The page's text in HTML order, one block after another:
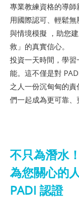
專業教練資格的導
用國際認可、輕鬆
與情境模擬 ，助您
救」的真實信心。
投資一天時間，學
能。這不僅是對
之人一份沉甸甸的
們一起成為更可靠、
不只為潛水
為您關心的
PADI 認證